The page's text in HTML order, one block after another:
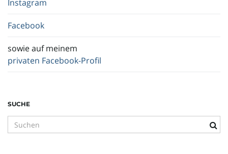
Instagram
Facebook
sowie auf meinem
privaten Facebook-Profil
SUCHE
u